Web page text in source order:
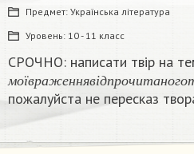
Предмет: Українська література
Уровень: 10 - 11 класс
СРОЧНО: написати твір на
м о ї в р а ж е н няв і д п р о ч и т а н о г о
моївраж еннявід про чи та
пожалуйста не пересказ